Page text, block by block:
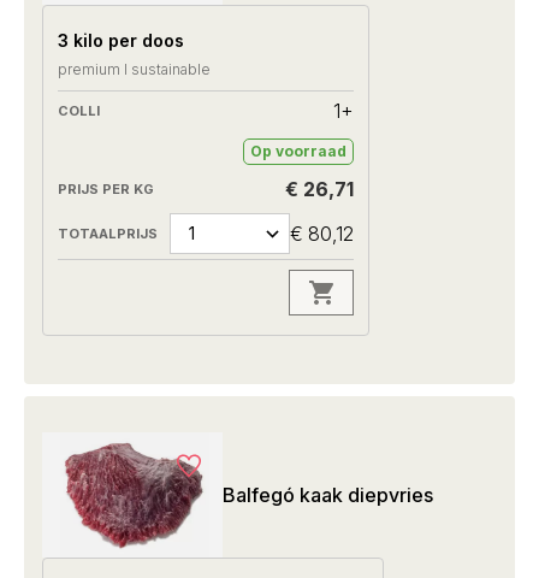
3 kilo per doos
premium I sustainable
1+
Op voorraad
€ 26,71
€ 80,12
Balfegó kaak diepvries